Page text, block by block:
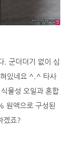
. 군더더기 없이 심
혀있네요 ^.^ 타사
물성 오일과 혼합
원액으로 구성된
겠죠?